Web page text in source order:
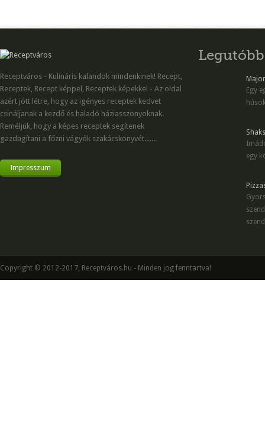
Receptváros - Kulináris kalandok mindenkinek! Recept,
Receptek, Recept képpel, Receptek képekkel - Az oldal
azért jött létre, hogy az igényes receptek kedvet
csináljanak a kezdő és haladó háziasszonyoknak.
Reméljük, hogy a képes receptek segítenek
gazdagítani a főzni vágyók szakácskönyvét.......
Impresszum
Egy
egy
Copyright © 2012-2017, Receptváros.hu - Minden jog fenntartva!